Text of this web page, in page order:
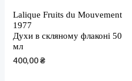
Lalique Fruits du Mouvement
1977
Духи в скляному флаконі 50
мл
400,00₴